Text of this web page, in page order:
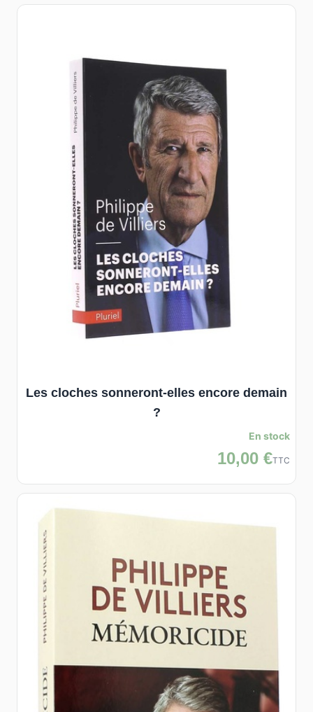
Les cloches sonneront-elles encore demain
?
En stock
10,00 €TTC